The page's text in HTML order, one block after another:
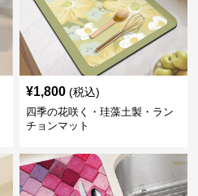
¥1,800 (税込)
四季の花咲く・珪藻土製・ラン
チョンマット